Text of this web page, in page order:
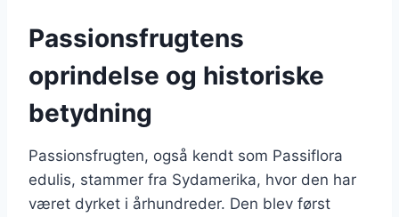
Passionsfrugtens
oprindelse og historiske
betydning
Passionsfrugten, også kendt som Passiflora
edulis, stammer fra Sydamerika, hvor den har
været dyrket i århundreder. Den blev først